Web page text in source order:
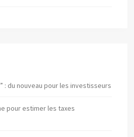
: du nouveau pour les investisseurs
pour estimer les taxes